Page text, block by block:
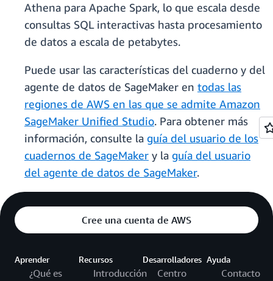
Athena para Apache Spark, lo que escala desde
consultas SQL interactivas hasta procesamiento
de datos a escala de petabytes.
Puede usar las características del cuaderno y del
agente de datos de SageMaker en todas las
regiones de AWS en las que se admite Amazon
SageMaker Unified Studio. Para obtener más
información, consulte la guía del usuario de los
cuadernos de SageMaker y la guía del usuario
del agente de datos de SageMaker.
Cree una cuenta de AWS
Aprender
¿Qué es
Recursos
Introducción
Desarrolladores
Centro
Ayuda
Contacto